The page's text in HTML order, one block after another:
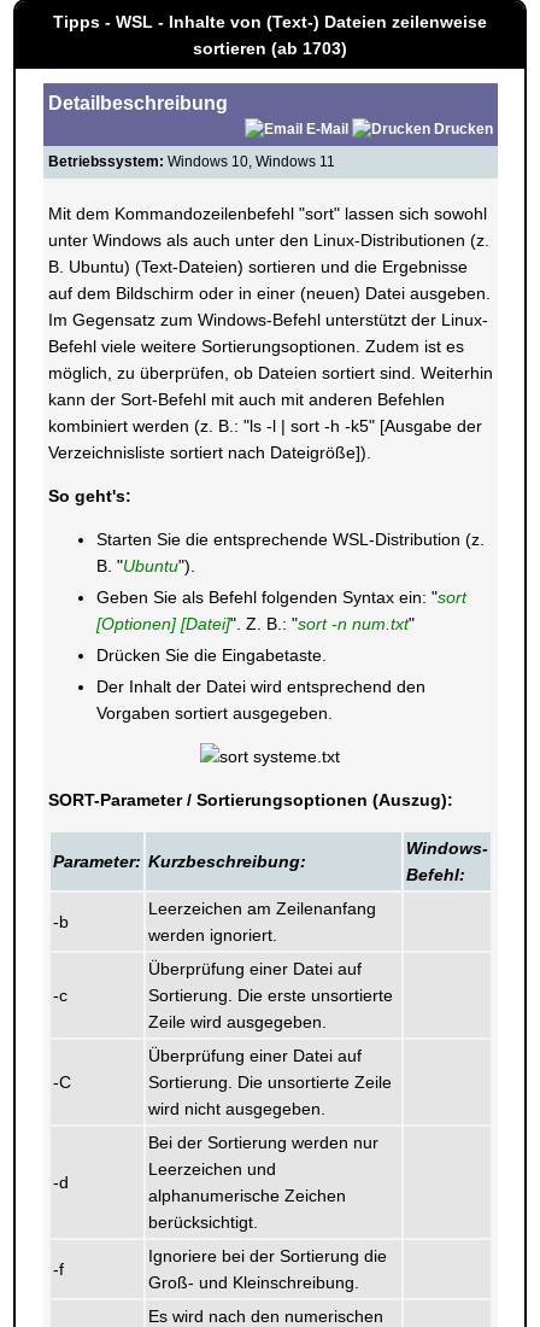
Tipps - WSL - Inhalte von (Text-) Dateien zeilenweise
sortieren (ab 1703)
Detailbeschreibung
E-Mail
Drucken
Betriebssystem: Windows 10, Windows 11
Mit dem Kommandozeilenbefehl "sort" lassen sich sowohl
unter Windows als auch unter den Linux-Distributionen (z.
B. Ubuntu) (Text-Dateien) sortieren und die Ergebnisse
auf dem Bildschirm oder in einer (neuen) Datei ausgeben.
Im Gegensatz zum Windows-Befehl unterstützt der Linux-
Befehl viele weitere Sortierungsoptionen. Zudem ist es
möglich, zu überprüfen, ob Dateien sortiert sind. Weiterhin
kann der Sort-Befehl mit auch mit anderen Befehlen
kombiniert werden (z. B.: "ls -l | sort -h -k5" [Ausgabe der
Verzeichnisliste sortiert nach Dateigröße]).
So geht's:
Starten Sie die entsprechende WSL-Distribution (z.
B. "Ubuntu").
Geben Sie als Befehl folgenden Syntax ein: "sort
[Optionen] [Datei]". Z. B.: "sort -n num.txt"
Drücken Sie die Eingabetaste.
Der Inhalt der Datei wird entsprechend den
Vorgaben sortiert ausgegeben.
SORT-Parameter / Sortierungsoptionen (Auszug):
Parameter: Kurzbeschreibung:
Windows-
Befehl:
-b
Leerzeichen am Zeilenanfang
werden ignoriert.
-c
Überprüfung einer Datei auf
Sortierung. Die erste unsortierte
Zeile wird ausgegeben.
-C
Überprüfung einer Datei auf
Sortierung. Die unsortierte Zeile
wird nicht ausgegeben.
-d
Bei der Sortierung werden nur
Leerzeichen und
alphanumerische Zeichen
berücksichtigt.
-f
Ignoriere bei der Sortierung die
Groß- und Kleinschreibung.
Es wird nach den numerischen